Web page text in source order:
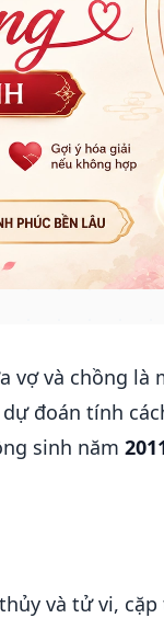
vợ và chồng
đoán tính
sinh năm
và tử vi,